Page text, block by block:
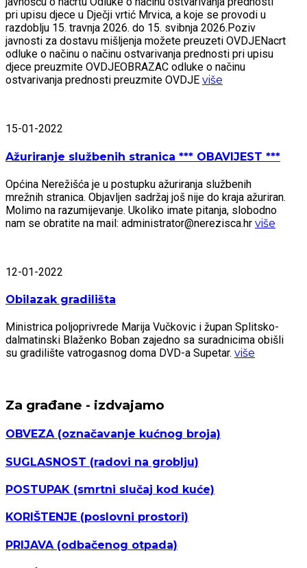
pri upisu djece u Dječji vrtić Mrvica, a koje se provodi u
razdoblju 15. travnja 2026. do 15. svibnja 2026.Poziv
javnosti za dostavu mišljenja možete preuzeti OVDJENacrt
odluke o načinu o načinu ostvarivanja prednosti pri upisu
djece preuzmite OVDJEOBRAZAC odluke o načinu
ostvarivanja prednosti preuzmite OVDJE više
15-01-2022
Ažuriranje službenih stranica *** OBAVIJEST ***
Općina Nerežišća je u postupku ažuriranja službenih
mrežnih stranica. Objavljen sadržaj još nije do kraja ažuriran.
Molimo na razumijevanje. Ukoliko imate pitanja, slobodno
nam se obratite na mail: administrator@nerezisca.hr više
12-01-2022
Obilazak gradilišta
Ministrica poljoprivrede Marija Vučkovic i župan Splitsko-
dalmatinski Blaženko Boban zajedno sa suradnicima obišli
su gradilište vatrogasnog doma DVD-a Supetar. više
Za građane - izdvajamo
OBVEZA(označavanje kućnog broja)
SUGLASNOST (radovi na groblju)
POSTUPAK (smrtni slučaj kod kuće)
KORIŠTENJE (poslovni prostori)
PRIJAVA (odbačenog otpada)